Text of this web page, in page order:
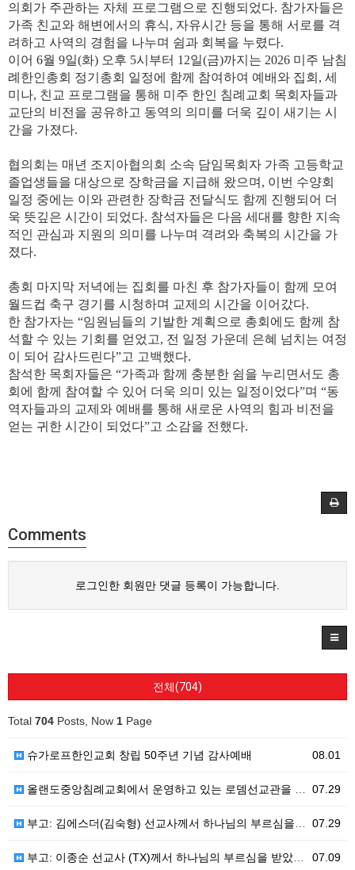
의회가 주관하는 자체 프로그램으로 진행되었다. 참가자들은
가족 친교와 해변에서의 휴식, 자유시간 등을 통해 서로를 격
려하고 사역의 경험을 나누며 쉼과 회복을 누렸다.
이어 6월 9일(화) 오후 5시부터 12일(금)까지는 2026 미주 남침
례한인총회 정기총회 일정에 함께 참여하여 예배와 집회 , 세
미나, 친교 프로그램을 통해 미주 한인 침례교회 목회자들과
교단의 비전을 공유하고 동역의 의미를 더욱 깊이 새기는 시
간을 가졌다.
협의회는 매년 조지아협의회 소속 담임목회자 가족 고등학교
졸업생들을 대상으로 장학금을 지급해 왔으며 , 이번 수양회
일정 중에는 이와 관련한 장학금 전달식도 함께 진행되어 더
욱 뜻깊은 시간이 되었다. 참석자들은 다음 세대를 향한 지속
적인 관심과 지원의 의미를 나누며 격려와 축복의 시간을 가
졌다.
총회 마지막 저녁에는 집회를 마친 후 참가자들이 함께
모여
월드컵 축구 경기를 시청하며 교제의 시간을 이어갔다.
한 참가자는 “임원님들의 기발한 계획으로 총회에도 함께 참
석할 수 있는 기회를 얻었고, 전 일정 가운데 은혜 넘치는 여정
이
되어 감사드린다”고 고백했다.
참석한 목회자들은 “가족과 함께 충분한 쉼을 누리면서도 총
회에 함께 참여할 수 있어 더욱 의미 있는 일정이었다”며 “동
역자들과의 교제와 예배를 통해 새로운 사역의 힘과 비전을
얻는 귀한 시간이 되었다”고 소감을 전했다.
Comments
로그인한 회원만 댓글 등록이 가능합니다.
전체(704)
Total 704 Posts, Now 1 Page
08.01
슈가로프한인교회 창립 50주년 기념 감사예배
07.29
올랜도중앙침례교회에서 운영하고 있는 로뎀선교관을 소개해 드립니다
07.29
부고: 김에스더(김숙형) 선교사께서 하나님의 부르심을 받았습니다.
07.09
부고: 이종순 선교사 (TX)께서 하나님의 부르심을 받았습니다.